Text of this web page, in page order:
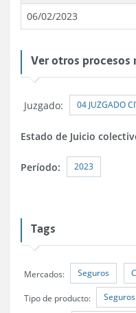
06/02/2023
Ver otros procesos
Juzgado: 04 JUZGADO
Estado de Juicio
Período: 2023
Tags
Mercados: Seguros
Tipo de producto: